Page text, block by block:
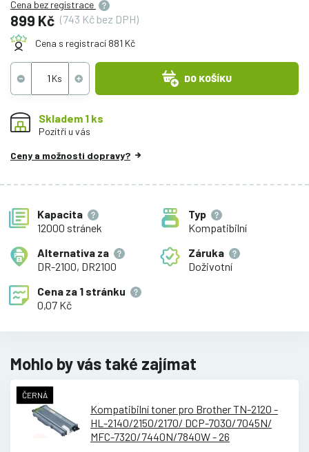
Cena bez registrace
899 Kč (743 Kč bez DPH)
Cena s registrací 881 Kč
DO KOŠÍKU
Skladem 1 ks
Pozítří u vás
Ceny a možnosti dopravy?
Kapacita
12000 stránek
Typ
Kompatibilní
Alternativa za
DR-2100, DR2100
Záruka
Doživotní
Cena za 1 stránku
0,07 Kč
Mohlo by vás také zajímat
ČERNÁ
Kompatibilní toner pro Brother TN-2120 -
HL-2140/2150/2170/ DCP-7030/7045N/
MFC-7320/7440N/7840W - 26